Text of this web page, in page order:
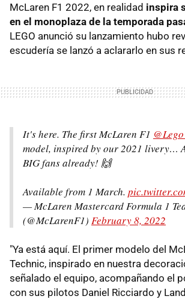
McLaren F1 2022, en realidad inspira
en el monoplaza de la temporada
LEGO anunció su lanzamiento hubo
escudería se lanzó a aclararlo en sus
It's here. The first McLaren F1
model, inspired by our 2021 livery…
BIG fans already! 🙌
Available from 1 March.
— McLaren Mastercard Formula 1
(@McLarenF1) February 8, 2022
"Ya está aquí. El primer modelo del
Technic, inspirado en nuestra
señalado el equipo, acompañando el
con sus pilotos Daniel Ricciardo y